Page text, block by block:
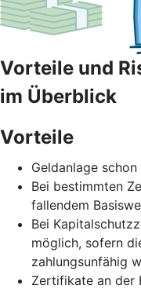
Vorteile und
im Überblick
Vorteile
Geldanlage
Bei bestimmten
fallendem
Bei
möglich, sofern
zahlungsunfähig
Zertifikate an der